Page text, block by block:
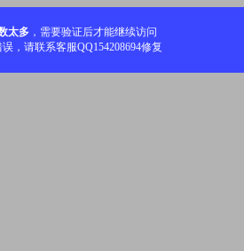
太多 ，需要验证后才能继续访问
，请联系客服QQ154208694修复